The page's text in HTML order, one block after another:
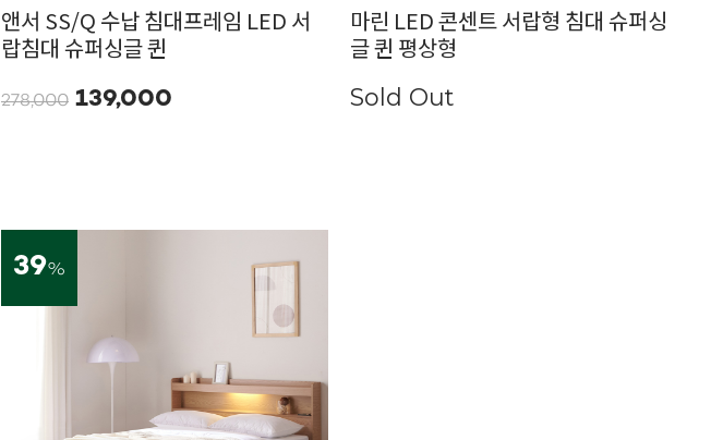
앤서 SS/Q 수납 침대프레임 LED 서
랍침대 슈퍼싱글 퀸
278,000 139,000
마린 LED 콘센트 서랍형 침대 슈퍼싱
글 퀸 평상형
Sold Out
39%